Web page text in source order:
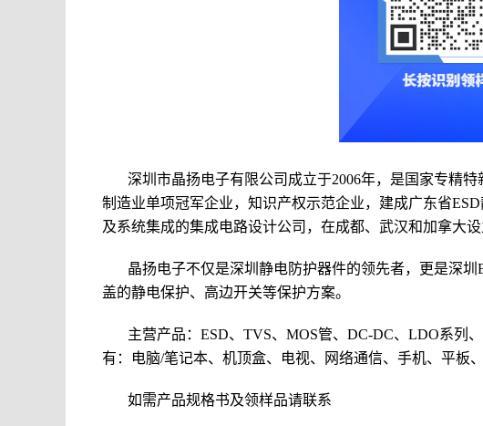
深圳市晶扬电子有限公司 成立于2006年，是 国家专精特
制造业单项冠军企业，知识产权示范企业，建成广东省
及系统集成的集成电路设计公司，在成都、武汉和加拿大
晶扬电子不仅是深圳静电防护器件的领先者，更是深
盖的静电保护、高边开关等保护方案。
主营产品： ESD、TVS、MOS管、DC-DC、LDO系列
有：电脑/笔记本、机顶盒、电视、网络通信、手机、平板
如需产品规格书及领样品请联系